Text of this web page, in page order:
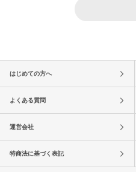
はじめての方へ
よくある質問
運営会社
特商法に基づく表記